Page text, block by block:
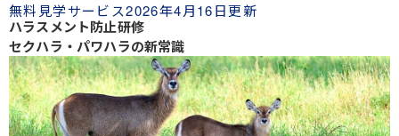
無料見学サービス2026年4月16日更新
ハラスメント防止研修
セクハラ・パワハラの新常識